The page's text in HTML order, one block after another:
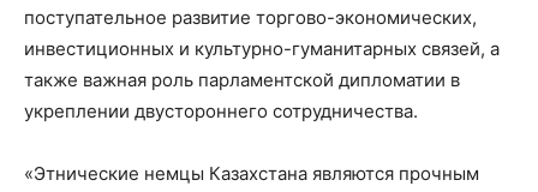
поступательное развитие торгово-экономических,
инвестиционных и культурно-гуманитарных связей, а
также важная роль парламентской дипломатии в
укреплении двустороннего сотрудничества.
«Этнические немцы Казахстана являются прочным